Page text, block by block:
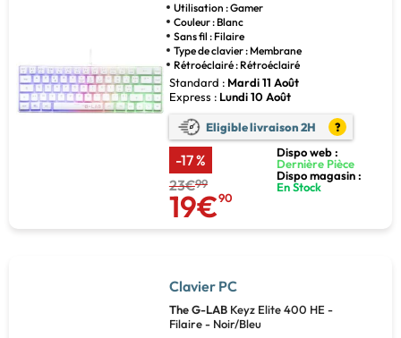
Utilisation : Gamer
Couleur : Blanc
Sans fil : Filaire
Type de clavier : Membrane
Rétroéclairé : Rétroéclairé
Standard : Mardi 11 Août
Express : Lundi 10 Août
Eligible livraison 2H ?
-17 %
23€99
19€90
Dispo web :
Dernière Pièce
Dispo magasin :
En Stock
Clavier PC
The G-LAB Keyz Elite 400 HE -
Filaire - Noir/Bleu